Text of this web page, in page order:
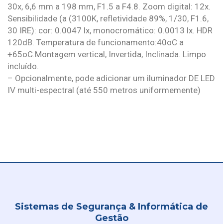
30x, 6,6 mm a 198 mm, F1.5 a F4.8. Zoom digital: 12x.
Sensibilidade (a (3100K, refletividade 89%, 1/30, F1.6,
30 IRE): cor: 0.0047 lx, monocromático: 0.0013 lx. HDR
120dB. Temperatura de funcionamento:40oC a
+65oC.Montagem vertical, Invertida, Inclinada. Limpo
incluído.
– Opcionalmente, pode adicionar um iluminador DE LED
IV multi-espectral (até 550 metros uniformemente)
Sistemas de Segurança & Informática de
Gestão